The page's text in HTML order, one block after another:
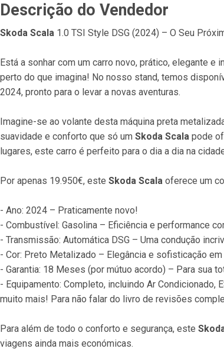
Descrição do Vendedor
Skoda Scala 1.0 TSI Style DSG (2024) – O Seu
Está a sonhar com um carro novo, prático, elegante
perto do que imagina! No nosso stand, temos
2024, pronto para o levar a novas aventuras.
Imagine-se ao volante desta máquina preta
suavidade e conforto que só um Skoda Scala pode
lugares, este carro é perfeito para o dia a dia na
Por apenas 19.950€, este Skoda Scala oferece um
- Ano: 2024 – Praticamente novo!
- Combustível: Gasolina – Eficiência e performance
- Transmissão: Automática DSG – Uma condução
- Cor: Preto Metalizado – Elegância e sofisticação em
- Garantia: 18 Meses (por mútuo acordo) – Para sua
- Equipamento: Completo, incluindo Ar Condicionado,
muito mais! Para não falar do livro de revisões
Para além de todo o conforto e segurança, este
viagens ainda mais económicas.